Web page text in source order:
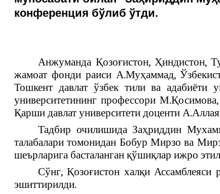
конференция бўлиб ўтди.
Анжуманда Қозоғистон, Ҳиндистон,
жамоат фонди раиси А.Муҳаммад,
Тошкент давлат ўзбек тили ва адабиёти
университетининг профессори
Қарши давлат университети доценти
Тадбир очилишида Заҳриддин
талабалари томонидан Бобур Мирзо ва
шеърларига басталанган қўшиқлар ижро
Сўнг, Қозоғистон халқи
эшиттирилди.